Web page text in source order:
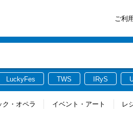
ご利
LuckyFes TWS IRyS
ク・オペラ イベント・アート レ